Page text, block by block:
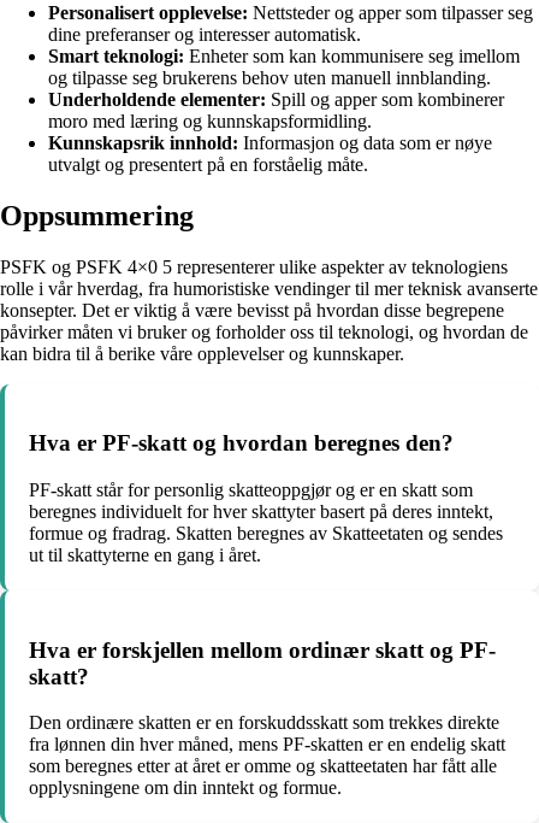
Personalisert opplevelse: Nettsteder og apper som tilpasser seg
dine preferanser og interesser automatisk.
Smart teknologi: Enheter som kan kommunisere seg imellom
og tilpasse seg brukerens behov uten manuell innblanding.
Underholdende elementer: Spill og apper som kombinerer
moro med læring og kunnskapsformidling.
Kunnskapsrik innhold: Informasjon og data som er nøye
utvalgt og presentert på en forståelig måte.
Oppsummering
PSFK og PSFK 4×0 5 representerer ulike aspekter av teknologiens
rolle i vår hverdag, fra humoristiske vendinger til mer teknisk avanserte
konsepter. Det er viktig å være bevisst på hvordan disse begrepene
påvirker måten vi bruker og forholder oss til teknologi, og hvordan de
kan bidra til å berike våre opplevelser og kunnskaper.
Hva er PF-skatt og hvordan beregnes den?
PF-skatt står for personlig skatteoppgjør og er en skatt som
beregnes individuelt for hver skattyter basert på deres inntekt,
formue og fradrag. Skatten beregnes av Skatteetaten og sendes
ut til skattyterne en gang i året.
Hva er forskjellen mellom ordinær skatt og PF-
skatt?
Den ordinære skatten er en forskuddsskatt som trekkes direkte
fra lønnen din hver måned, mens PF-skatten er en endelig skatt
som beregnes etter at året er omme og skatteetaten har fått alle
opplysningene om din inntekt og formue.